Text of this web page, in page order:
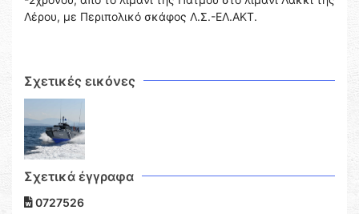
Λέρου, με Περιπολικό σκάφος Λ.Σ.-ΕΛ.ΑΚΤ.
Σχετικές εικόνες
Σχετικά έγγραφα
0727526